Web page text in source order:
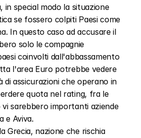
in special modo la situazione
se fossero colpiti Paesi come
In questo caso ad accusare il
solo le compagnie
coinvolti dall'abbassamento
l'area Euro potrebbe vedere
di assicurazioni che operano in
quota nel rating, fra le
vi sarebbero importanti aziende
e Aviva.
Grecia, nazione che rischia